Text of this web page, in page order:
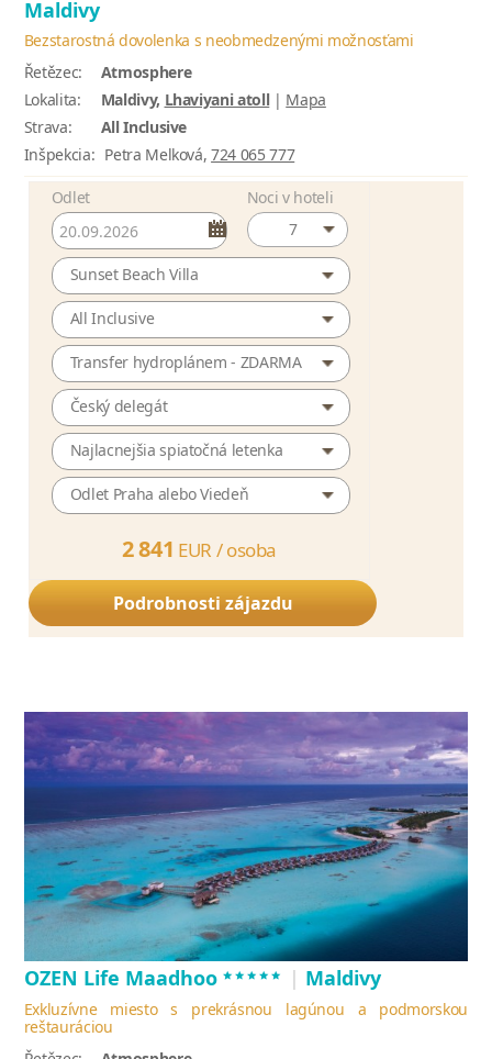
Maldivy
Bezstarostná dovolenka s neobmedzenými možnosťami
Řetězec:
Atmosphere
Lokalita:
Maldivy, Lhaviyani atoll| Mapa
Strava:
All Inclusive
Inšpekcia: Petra Melková,724 065 777
Odlet
Noci v hoteli
7
Sunset Beach Villa
All Inclusive
Transfer hydroplánem - ZDARMA
Český delegát
Najlacnejšia spiatočná letenka
Odlet Praha alebo Viedeň
2 841 EUR /osoba
Podrobnosti zájazdu
OZEN Life Maadhoo ***** | Maldivy
Exkluzívne miesto s prekrásnou lagúnou a podmorskou
reštauráciou